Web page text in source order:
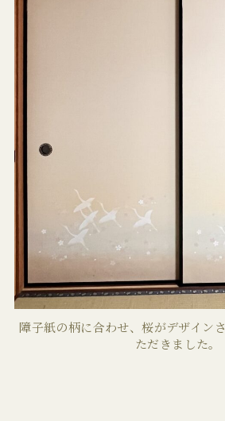
障子紙の柄に合わせ、桜がデザイン
ただきました。